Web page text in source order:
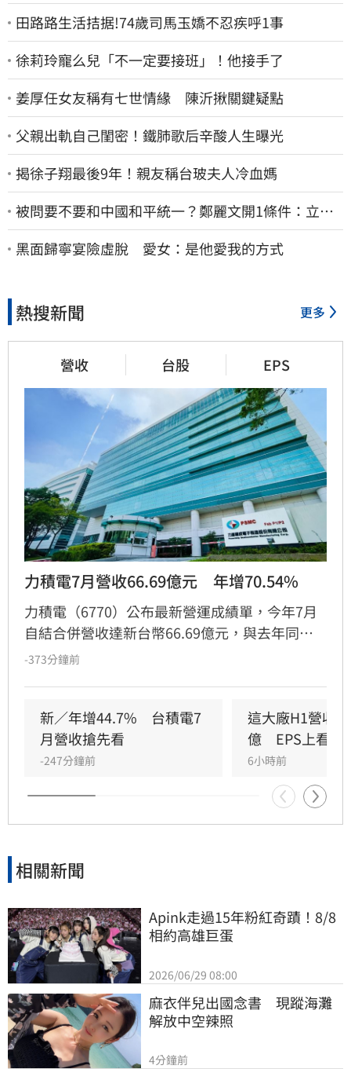
田路路生活拮据!74歲司馬玉嬌不忍疾呼1事
徐莉玲寵么兒「不一定要接班」！他接手了
姜厚任女友稱有七世情緣 陳沂揪關鍵疑點
父親出軌自己閨密！鐵肺歌后辛酸人生曝光
揭徐子翔最後9年！親友稱台玻夫人冷血媽
被問要不要和中國和平統一？鄭麗文開1條件：立刻
春暖花開
黑面歸寧宴險虛脫 愛女：是他愛我的方式
熱搜新聞 更多
營收 台股 EPS
力積電7月營收66.69億元　年增70.54%
力積電（6770）公布最新營運成績單，今年7月
自結合併營收達新台幣66.69億元，與去年同期
相比大幅成長70.54%。累計今年1至7月合併營
勁，帶動產品銷售量增加，加上銷售價格調漲，
推升整體營收動能。投資人應注意，儘管營運表
現亮眼，但金融市場波動大，相關投資建議僅供
參考，投資人進行決策時務必審慎評估市場風
險，並對投資結果自行承擔責任，建議申購前詳
閱公開說明書，以保障自身權益。
-373分鐘前
新／年增44.7%　台積電7
月營收搶先看
-247分鐘前
這大廠H1營收
億　EPS上看
6小時前
相關新聞
Apink走過15年粉紅奇蹟！8/8
相約高雄巨蛋
2026/06/29 08:00
麻衣伴兒出國念書　現蹤海灘
解放中空辣照
4分鐘前